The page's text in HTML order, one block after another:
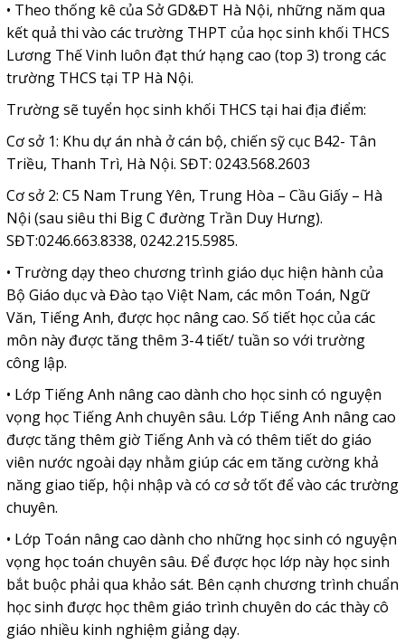
• Theo thống kê của Sở GD&ĐT Hà Nội, những năm qua
kết quả thi vào các trường THPT của học sinh khối THCS
Lương Thế Vinh luôn đạt thứ hạng cao (top 3) trong các
trường THCS tại TP Hà Nội.
Trường sẽ tuyển học sinh khối THCS tại hai địa điểm:
Cơ sở 1: Khu dự án nhà ở cán bộ, chiến sỹ cục B42- Tân
Triều, Thanh Trì, Hà Nội. SĐT: 0243.568.2603
Cơ sở 2: C5 Nam Trung Yên, Trung Hòa – Cầu Giấy – Hà
Nội (sau siêu thi Big C đường Trần Duy Hưng).
SĐT:0246.663.8338, 0242.215.5985.
• Trường dạy theo chương trình giáo dục hiện hành của
Bộ Giáo dục và Đào tạo Việt Nam, các môn Toán, Ngữ
Văn, Tiếng Anh, được học nâng cao. Số tiết học của các
môn này được tăng thêm 3-4 tiết/ tuần so với trường
công lập.
• Lớp Tiếng Anh nâng cao dành cho học sinh có nguyện
vọng học Tiếng Anh chuyên sâu. Lớp Tiếng Anh nâng cao
được tăng thêm giờ Tiếng Anh và có thêm tiết do giáo
viên nước ngoài dạy nhằm giúp các em tăng cường khả
năng giao tiếp, hội nhập và có cơ sở tốt để vào các trường
chuyên.
• Lớp Toán nâng cao dành cho những học sinh có nguyện
vọng học toán chuyên sâu. Để được học lớp này học sinh
bắt buộc phải qua khảo sát. Bên cạnh chương trình chuẩn
học sinh được học thêm giáo trình chuyên do các thày cô
giáo nhiều kinh nghiệm giảng dạy.